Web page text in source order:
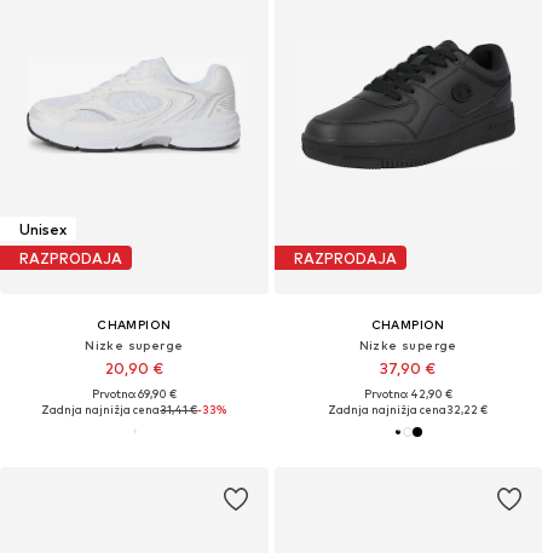
Unisex
RAZPRODAJA
CHAMPION
Nizke superge
20,90 €
Prvotno: 69,90 €
Zadnja najnižja cena31,41 €-33%
RAZPRODAJA
CHAMPION
Nizke superge
37,90 €
Prvotno: 42,90 €
Zadnja najnižja cena32,22 €